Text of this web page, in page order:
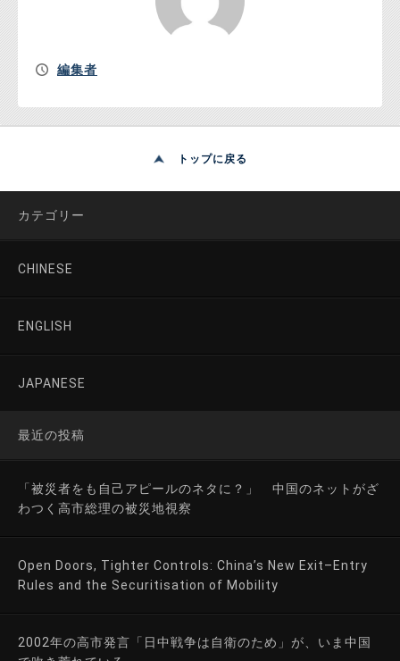
編集者
トップに戻る
カテゴリー
CHINESE
ENGLISH
JAPANESE
最近の投稿
「被災者をも自己アピールのネタに？」 中国のネットがざ
わつく高市総理の被災地視察
Open Doors, Tighter Controls: China’s New Exit–Entry
Rules and the Securitisation of Mobility
2002年の高市発言「日中戦争は自衛のため」が、いま中国